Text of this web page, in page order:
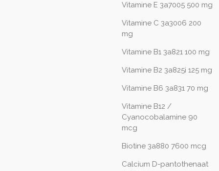
Vitamine E 3a7005 500 mg
Vitamine C 3a3006 200
mg
Vitamine B1 3a821 100 mg
Vitamine B2 3a825i 125 mg
Vitamine B6 3a831 70 mg
Vitamine B12 /
Cyanocobalamine 90
mcg
Biotine 3a880 7600 mcg
Calcium D-pantothenaat